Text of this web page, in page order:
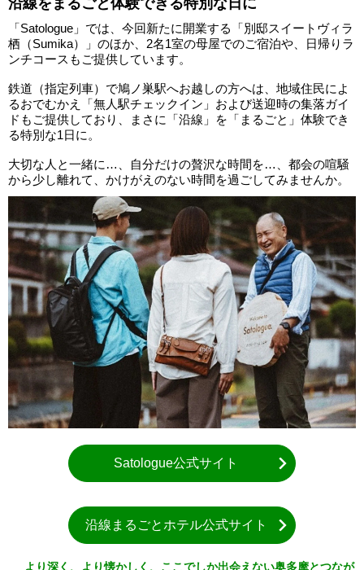
「Satologue」では、今回新たに開業する「別邸スイートヴィラ
栖（Sumika）」のほか、2名1室の母屋でのご宿泊や、日帰りラ
ンチコースもご提供しています。
鉄道（指定列車）で鳩ノ巣駅へお越しの方へは、地域住民によ
るおでむかえ「無人駅チェックイン」および送迎時の集落ガイ
ドもご提供しており、まさに「沿線」を「まるごと」体験でき
る特別な1日に。
大切な人と一緒に…、自分だけの贅沢な時間を…、都会の喧騒
から少し離れて、かけがえのない時間を過ごしてみませんか。
Satologue公式サイト
沿線まるごとホテル公式サイト
より深く、より懐かしく、ここでしか出会えない奥多摩とつなが